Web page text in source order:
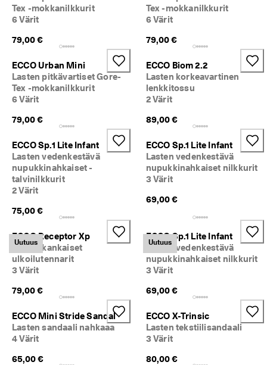
Tex -mokkanilkkurit
6 Värit
79,00 €
Tex -mokkanilkkurit
6 Värit
79,00 €
ECCO Urban Mini
Lasten pitkävartiset Gore-
Tex -mokkanilkkurit
6 Värit
79,00 €
ECCO Biom 2.2
Lasten korkeavartinen
lenkkitossu
2 Värit
89,00 €
ECCO Sp.1 Lite Infant
Lasten vedenkestävä
nupukkinahkaiset -
talvinilkkurit
2 Värit
75,00 €
ECCO Sp.1 Lite Infant
Lasten vedenkestävä
nupukkinahkaiset nilkkurit
3 Värit
69,00 €
Uutuus
ECCO Receptor Xp
Lasten kankaiset
ulkoilutennarit
3 Värit
79,00 €
Uutuus
ECCO Sp.1 Lite Infant
Lasten vedenkestävä
nupukkinahkaiset nilkkurit
3 Värit
69,00 €
ECCO Mini Stride Sandal
Lasten sandaali nahkaaa
4 Värit
65,00 €
ECCO X-Trinsic
Lasten tekstiilisandaali
3 Värit
80,00 €